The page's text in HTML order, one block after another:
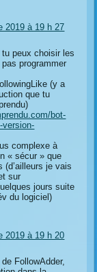
2019 à 19 h 27
peux choisir les
programmer
(y a
que tu
bot-
version-
complexe à
« sécur » que
(d’ailleurs je vais
sur
jours suite
du logiciel)
2019 à 19 h 20
FollowAdder,